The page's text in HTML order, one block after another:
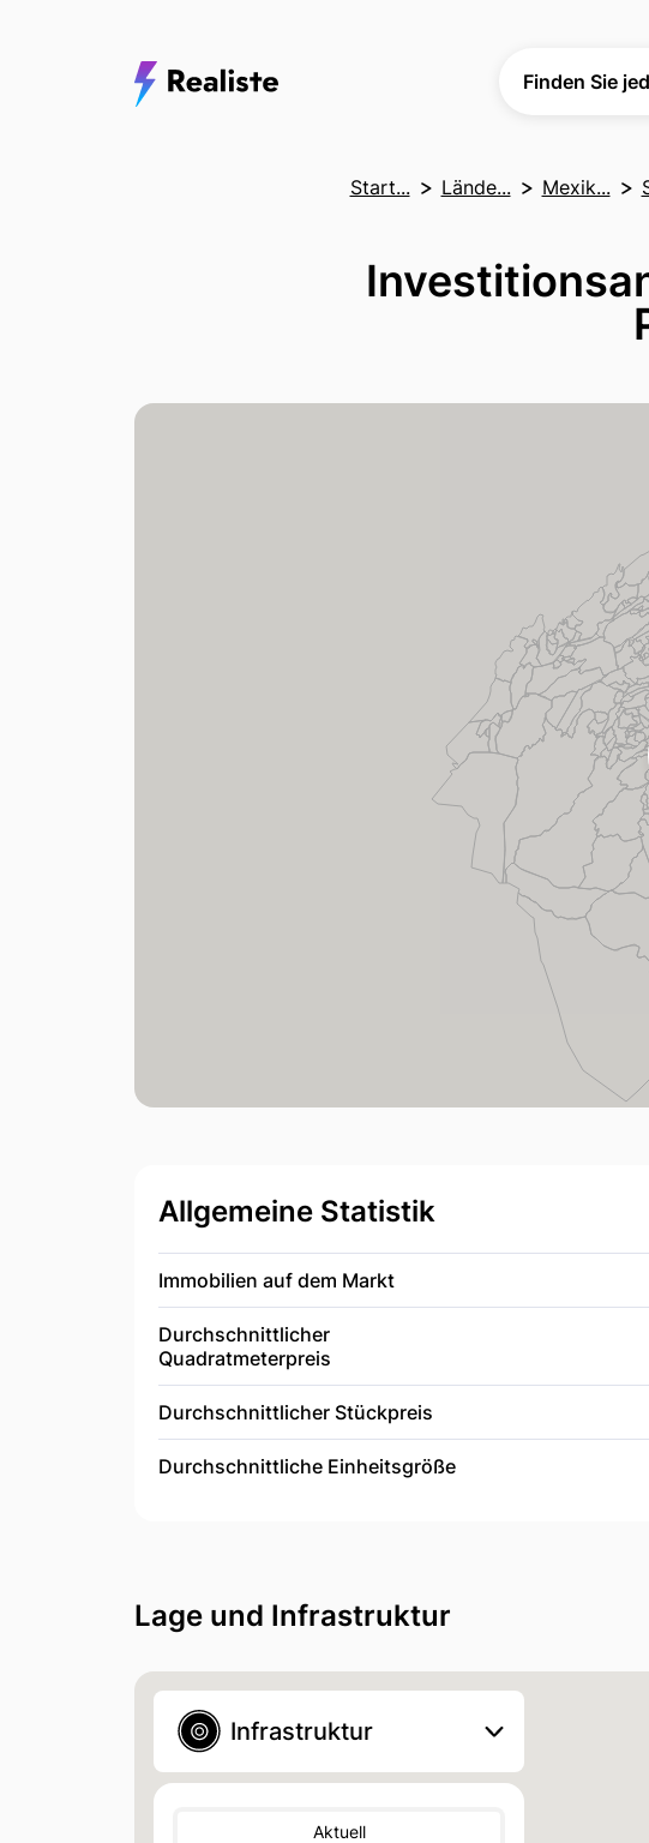
Finden Sie
Start... Lände... Mexik...
Allgemeine Statistik
Immobilien auf dem Markt
Durchschnittlicher
Quadratmeterpreis
Durchschnittlicher Stückpreis
Durchschnittliche Einheitsgröße
Lage und Infrastruktur
Infrastruktur
Aktuell